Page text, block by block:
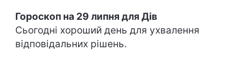
Гороскоп на 29 липня для Дів
Сьогодні хороший день для ухвалення
відповідальних рішень.